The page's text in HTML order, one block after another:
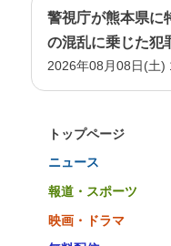
警視庁が熊本県
の混乱に乗じた犯
2026年08月08日(土)
トップページ
ニュース
報道・スポーツ
映画・ドラマ